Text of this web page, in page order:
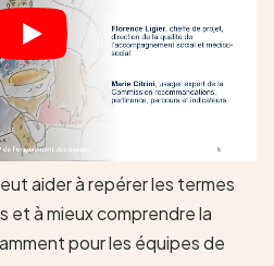
aider à repérer les termes
et à mieux comprendre la
pour les équipes de